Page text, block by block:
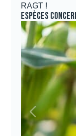
RAGT !
Espèces